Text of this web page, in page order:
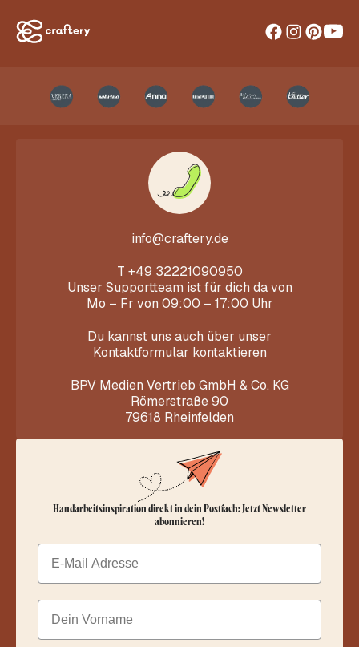
info@craftery.de
T +49 32221090950
Unser Supportteam ist für dich da von
Mo – Fr von 09:00 – 17:00 Uhr
Du kannst uns auch über unser
Kontaktformular kontaktieren
BPV Medien Vertrieb GmbH & Co. KG
Römerstraße 90
79618 Rheinfelden
Handarbeitsinspiration direkt in dein Postfach: Jetzt Newsletter
abonnieren!
Email
Dein Vorname